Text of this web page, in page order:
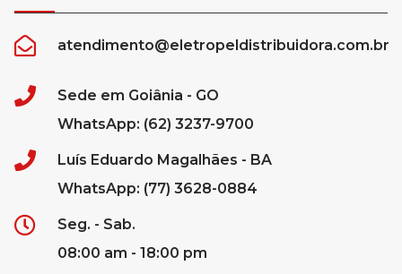
atendimento@eletropeldistribuidora.com.br
Sede em Goiânia - GO
WhatsApp: (62) 3237-9700
Luís Eduardo Magalhães - BA
WhatsApp: (77) 3628-0884
Seg. - Sab.
08:00 am - 18:00 pm